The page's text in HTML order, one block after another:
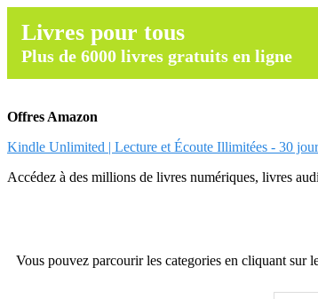
Livres pour tous
Plus de 6000 livres gratuits en ligne
Offres Amazon
Kindle Unlimited | Lecture et Écoute Illimitées - 30
Accédez à des millions de livres numériques, livres
Vous pouvez parcourir les categories en cliquant sur